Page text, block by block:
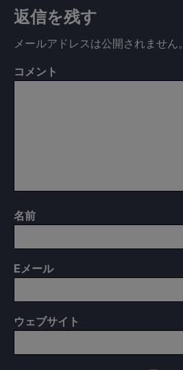
返信を残す
メールアドレスは公開されません。
コメント
名前
Eメール
ウェブサイト